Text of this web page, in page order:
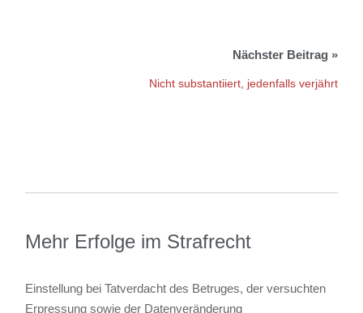
Nicht substantiiert, jedenfalls verjährt
Mehr Erfolge im Strafrecht
Einstellung bei Tatverdacht des Betruges, der versuchten
Erpressung sowie der Datenveränderung